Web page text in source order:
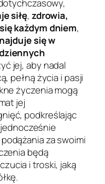
siłę, zdrowia,
każdym dniem,
się w
jej, aby nadal
pełną życia i pasji
życzenia mogą
jej
podkreślając
za swoimi
będą
i troski, jaką